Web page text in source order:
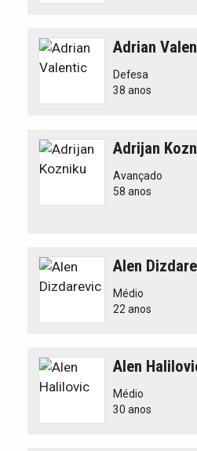
Adrian
Defesa
38 anos
Adrijan
Avançado
58 anos
Alen
Médio
22 anos
Alen
Médio
30 anos